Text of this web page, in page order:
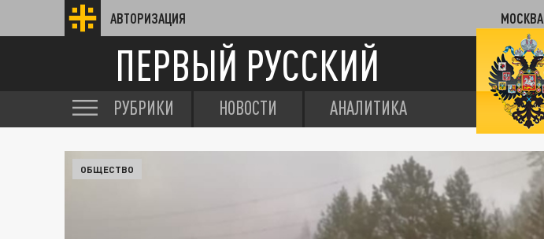
АВТОРИЗАЦИЯ МОСКВА
ПЕРВЫЙ РУССКИЙ
РУБРИКИ НОВОСТИ АНАЛИТИКА
ОБЩЕСТВО